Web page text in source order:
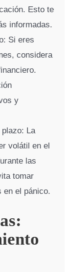
Esto te
informadas.
Si eres
considera
y
plazo: La
volátil en el
las
tomar
en el pánico.